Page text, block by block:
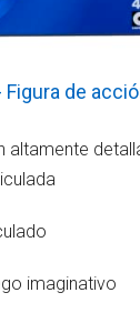
Figura de
altamente
imaginativo